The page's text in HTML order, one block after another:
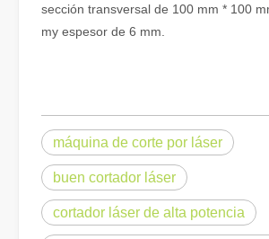
sección transversal de 100 mm * 100
my espesor de 6 mm.
máquina de corte por láser
buen cortador láser
cortador láser de alta potencia